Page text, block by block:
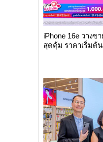
iPhone 16e วาง
สุดคุ้ม ราคาเริ่มต้